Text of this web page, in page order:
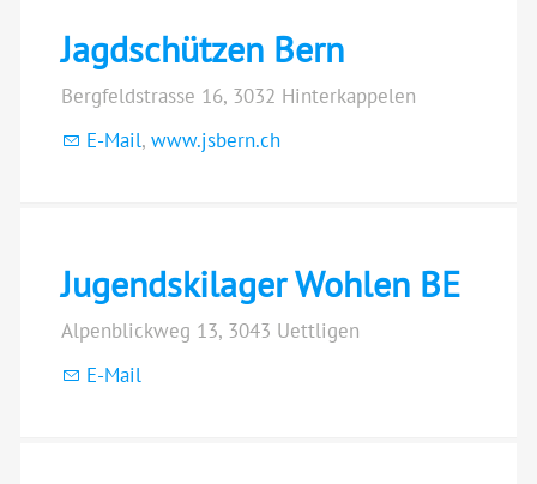
Jagdschützen Bern
Bergfeldstrasse 16, 3032 Hinterkappelen
E-Mail, www.jsbern.ch
Jugendskilager Wohlen BE
Alpenblickweg 13, 3043 Uettligen
E-Mail